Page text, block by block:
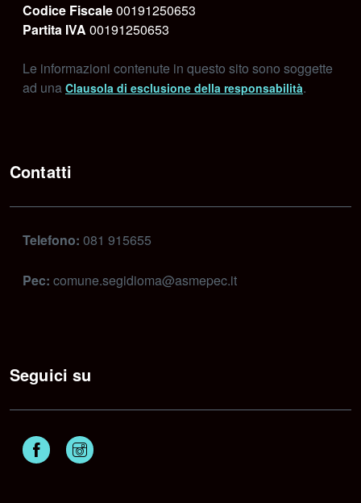
Codice Fiscale00191250653
Partita IVA 00191250653
Le informazioni contenute in questo sito sono soggette
ad una Clausola di esclusione della responsabilità.
Contatti
Telefono: 081 915655
Pec: comune.segidioma@asmepec.it
Seguici su
Facebook